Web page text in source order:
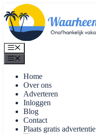
naar
de
inhoud
Menu
Home
Over ons
Adverteren
Inloggen
Blog
Contact
Plaats gratis advertentie